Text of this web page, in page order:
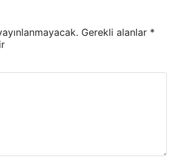
Gerekli alanlar *